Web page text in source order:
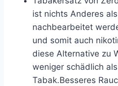
ist nichts Anderes
nachbearbeitet
und somit auch
diese Alternative zu
weniger schädlich
Tabak.Besseres